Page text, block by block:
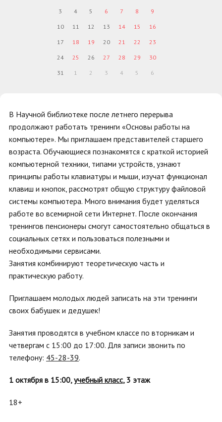
В Научной библиотеке после летнего перерыва
продолжают работать тренинги «Основы работы на
компьютере». Мы приглашаем представителей старшего
возраста. Обучающиеся познакомятся с краткой историей
компьютерной техники, типами устройств, узнают
принципы работы клавиатуры и мыши, изучат функционал
клавиш и кнопок, рассмотрят общую структуру файловой
системы компьютера. Много внимания будет уделяться
работе во всемирной сети Интернет. После окончания
тренингов пенсионеры смогут самостоятельно общаться в
социальных сетях и пользоваться полезными и
необходимыми сервисами.
Занятия комбинируют теоретическую часть и
практическую работу.
Приглашаем молодых людей записать на эти тренинги
своих бабушек и дедушек!
Занятия проводятся в учебном классе по вторникам и
четвергам с 15:00 до 17:00. Для записи звонить по
телефону: 45-28-39.
1 октября в 15:00,учебный класс, 3 этаж
18+
3 4 5 6 7 8 9
10 11 12 13 14 15 16
17 18 19 20 21 22 23
24 25 26 27 28 29 30
31 1 2 3 4 5 6